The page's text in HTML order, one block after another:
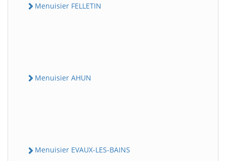
Menuisier FELLETIN
Menuisier AHUN
Menuisier EVAUX-LES-BAINS